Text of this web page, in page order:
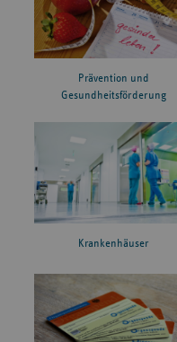
Prävention und
Gesundheitsförderung
Krankenhäuser